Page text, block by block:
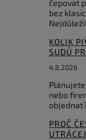
čepovat
bez
KOLIK
SUDŮ
4.8.2026
nebo
PROČ